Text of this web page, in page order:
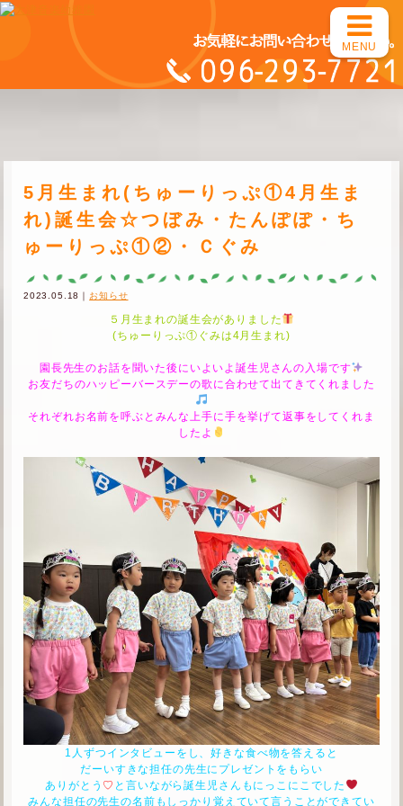
5月生まれ(ちゅーりっぷ①4月生ま
れ)誕生会☆つぼみ・たんぽぽ・ち
ゅーりっぷ①②・Ｃぐみ
2023.05.18｜ お知らせ
５月生まれの誕生会がありました
(ちゅーりっぷ①ぐみは4月生まれ)
園長先生のお話を聞いた後にいよいよ誕生児さんの入場です
お友だちのハッピーバースデーの歌に合わせて出てきてくれました
それぞれお名前を呼ぶとみんな上手に手を挙げて返事をしてくれま
したよ
1人ずつインタビューをし、好きな食べ物を答えると
だーいすきな担任の先生にプレゼントをもらい
ありがとう ♡ と言いながら誕生児さんもにっこにこでした
みんな担任の先生の名前もしっかり覚えていて言うことができてい
MENU